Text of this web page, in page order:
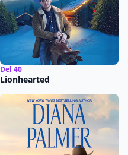
Del 40
Lionhearted